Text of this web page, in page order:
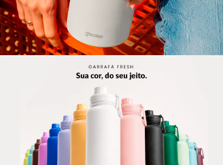
🎁 VOCÊ GANHOU ATÉ 50% OFF NO SITE +
CUPOM INÉDITO EXTRA
Coloque o email para liberar a oferta
GANHAR PRESENTES